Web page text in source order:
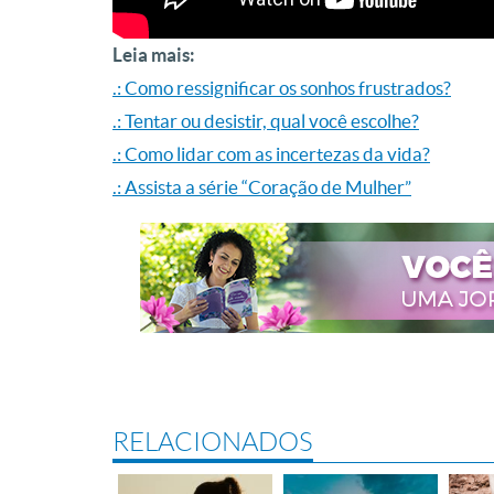
Leia mais:
.: Como ressignificar os sonhos frustrados?
.: Tentar ou desistir, qual você escolhe?
.: Como lidar com as incertezas da vida?
.: Assista a série “Coração de Mulher”
RELACIONADOS